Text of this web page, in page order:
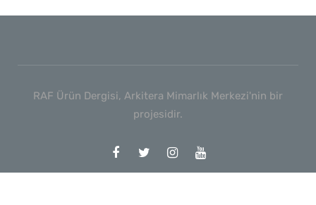
RAF Ürün Dergisi, Arkitera Mimarlık Merkezi'nin bir
projesidir.